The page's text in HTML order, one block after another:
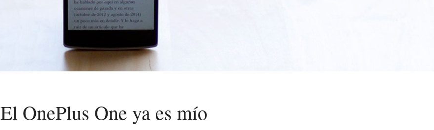
El OnePlus One ya es mío